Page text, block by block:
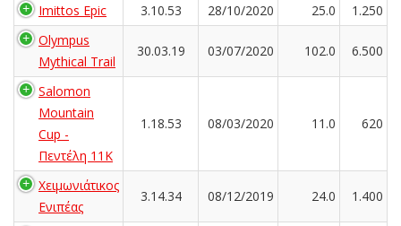
Imittos Epic 3.10.53 28/10/2020 25.0
1.250
Olympus
Mythical Trail
30.03.19 03/07/2020 102.0 6.500
Salomon
Mountain
Cup -
Πεντέλη 11Κ
1.18.53 08/03/2020 11.0 620
Χειμωνιάτικος
Ενιπέας
3.14.34 08/12/2019 24.0 1.400